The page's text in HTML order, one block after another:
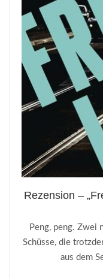
Rezension –
Peng, peng. Zwei
Schüsse, die
aus dem